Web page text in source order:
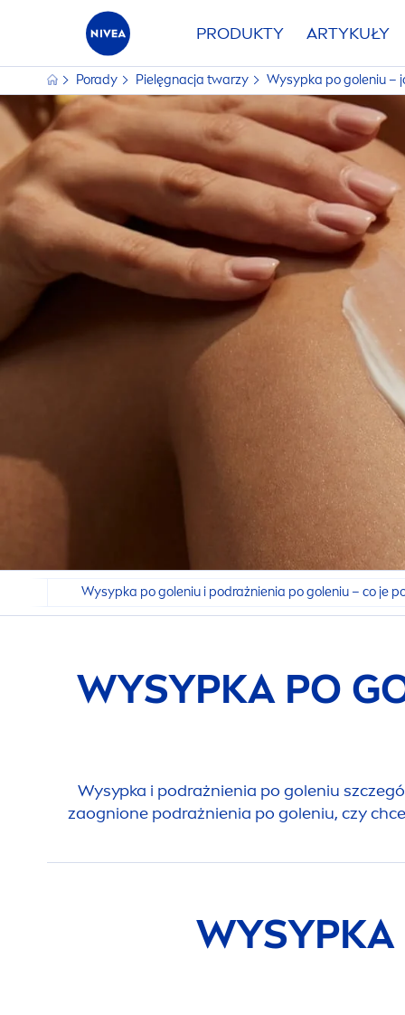
PRODUKTY ARTYKUŁY
Porady Pielęgnacja twarzy Wysypka po goleniu –
Wysypka po goleniu i podrażnienia po goleniu – co je
WYSYPKA PO
Wysypka i podrażnienia po goleniu
zaognione podrażnienia po goleniu, czy
WYSYPKA